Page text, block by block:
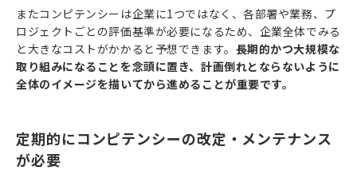
またコンピテンシーは企業に1つではなく、各部署や業務、プ
ロジェクトごとの評価基準が必要になるため、企業全体でみる
と大きなコストがかかると予想できます。 長期的かつ大規模な
取り組みになることを念頭に置き、計画倒れとならないように
全体のイメージを描いてから進めることが重要です。
定期的にコンピテンシーの改定・メンテナンス
が必要